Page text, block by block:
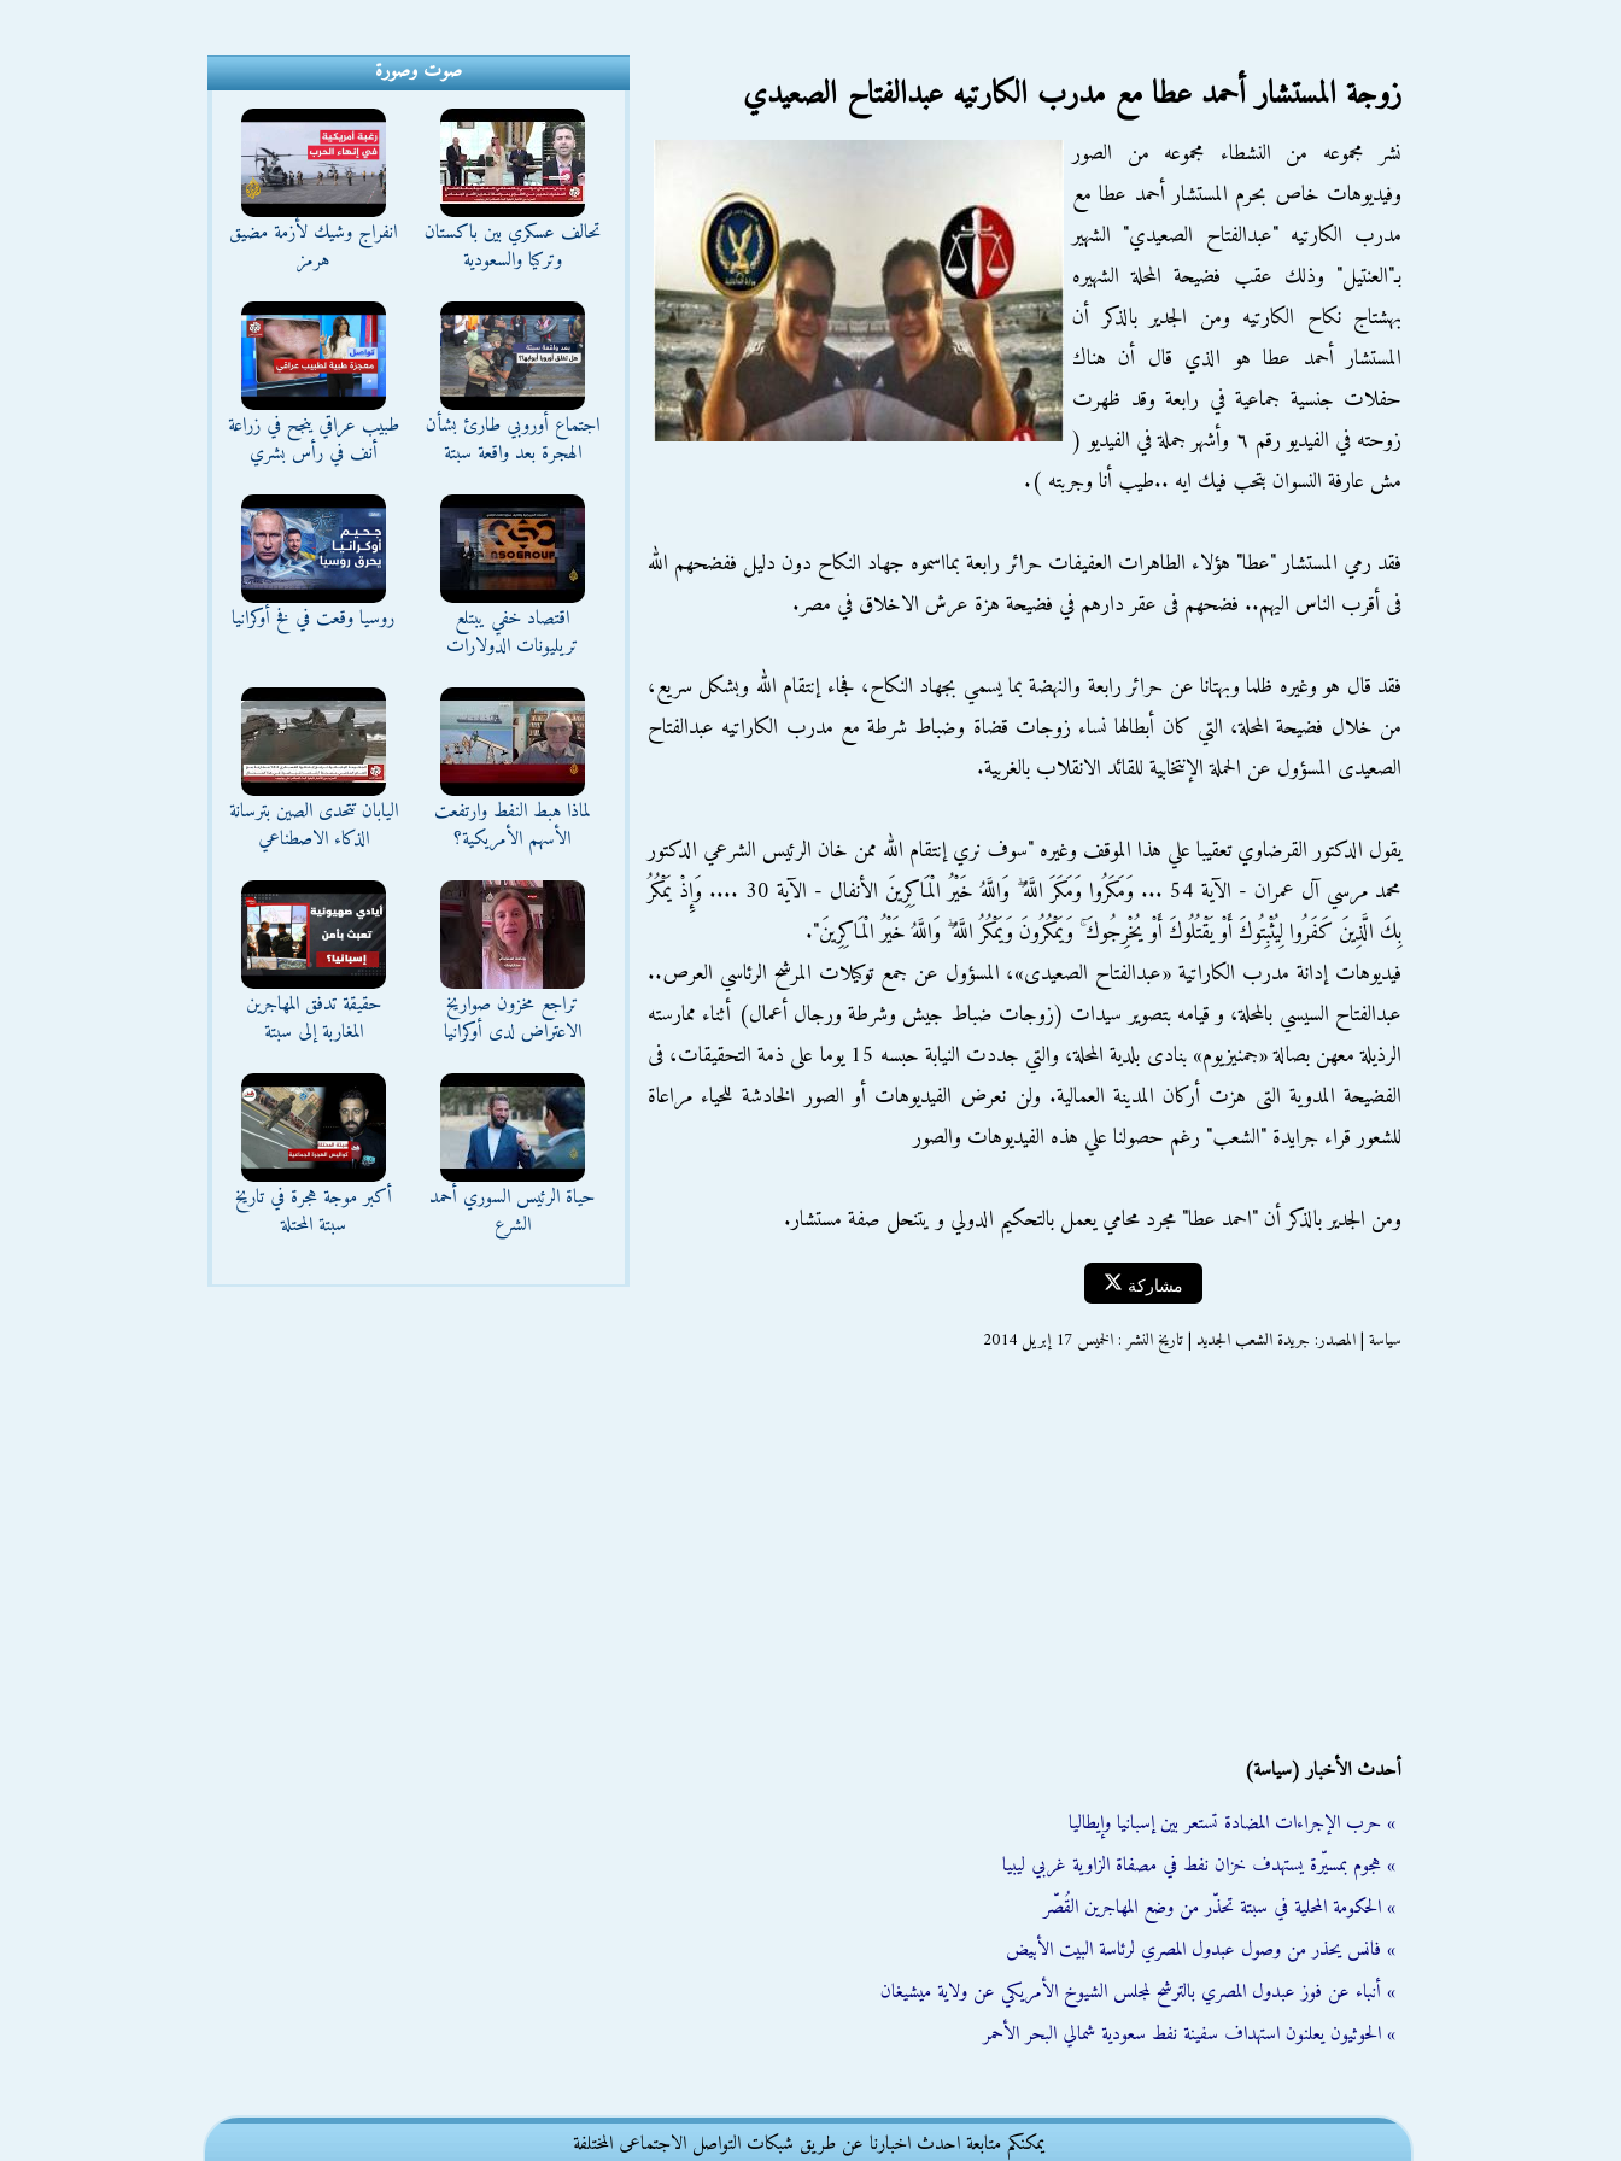
زوجة المستشار أحمد عطا مع مدرب الكارتيه عبدالفتاح الصعيدي
نشر مجموعه من النشطاء مجموعه من الصور
وفيديوهات خاص بحرم المستشار أحمد عطا مع
مدرب الكارتيه "عبدالفتاح الصعيدي" الشهير
بـ"العنتيل" وذلك عقب فضيحة المحلة الشهيره
بهشتاج نكاح الكارتيه‬ ومن الجدير بالذكر أن
المستشار أحمد عطا هو الذي قال أن هناك
حفلات جنسية جماعية في رابعة وقد ظهرت
زوحته في الفيديو رقم ٦ وأشهر جملة في الفيديو (
مش عارفة النسوان بتحب فيك ايه ..طيب أنا وجربته ).
فقد رمي المستشار "عطا" هؤﻻء الطاهرات العفيفات حرائر رابعة بمااسموه جهاد النكاح دون دليل ففضحهم الله
فى أقرب الناس اليهم.. فضحهم فى عقر دارهم في فضيحة هزة عرش الاخلاق في مصر.
فقد قال هو وغيره ظلما وبهتانا عن حرائر رابعة والنهضة بما يسمي بجهاد النكاح، فجاء إنتقام الله وبشكل سريع،
من خلال فضيحة المحلة، التي كان أبطالها نساء زوجات قضاة وضباط شرطة مع مدرب الكاراتيه عبدالفتاح
الصعيدى المسؤول عن الحملة الإنتخابية للقائد الانقلاب بالغربية.
يقول الدكتور القرضاوي تعقيبا علي هذا الموقف وغيره "سوف نري إنتقام الله ممن خان الرئيس الشرعي الدكتور
محمد مرسي آل عمران - الآية 54 ... وَمَكَرُوا وَمَكَرَ اللَّهُ ۖ وَاللَّهُ خَيْرُ الْمَاكِرِينَ الأنفال - الآية 30 .... وَإِذْ يَمْكُرُ
بِكَ الَّذِينَ كَفَرُوا لِيُثْبِتُوكَ أَوْ يَقْتُلُوكَ أَوْ يُخْرِجُوكَ ۚ وَيَمْكُرُونَ وَيَمْكُرُ اللَّهُ ۖ وَاللَّهُ خَيْرُ الْمَاكِرِينَ".
فيديوهات إدانة مدرب الكاراتية «عبدالفتاح الصعيدى»، المسؤول عن جمع توكيلات المرشح الرئاسي العرص..
عبدالفتاح السيسي بالمحلة، و قيامه بتصوير سيدات (زوجات ضباط جيش وشرطة ورجال أعمال) أثناء ممارسته
الرذيلة معهن بصالة «جمنيزيوم» بنادى بلدية المحلة، والتي جددت النيابة حبسه 15 يوما على ذمة التحقيقات، فى
الفضيحة المدوية التى هزت أركان المدينة العمالية. ولن نعرض الفيديوهات أو الصور الخادشة للحياء مراعاة
للشعور قراء جرايدة "الشعب" رغم حصولنا علي هذه الفيديوهات والصور
ومن الجدير بالذكر أن "احمد عطا" مجرد محامي يعمل بالتحكيم الدولي و يتنحل صفة مستشار.
مشاركة
سياسة | المصدر: جريدة الشعب الجديد | تاريخ النشر : الخميس 17 إبريل 2014
أحدث الأخبار (سياسة)
» حرب الإجراءات المضادة تستعر بين إسبانيا وإيطاليا
» هجوم بمسيّرة يستهدف خزان نفط في مصفاة الزاوية غربي ليبيا
» الحكومة المحلية في سبتة تحذّر من وضع المهاجرين القُصّر
» فانس يحذر من وصول عبدول المصري لرئاسة البيت الأبيض
» أنباء عن فوز عبدول المصري بالترشح لمجلس الشيوخ الأمريكي عن ولاية ميشيغان
» الحوثيون يعلنون استهداف سفينة نفط سعودية شمالي البحر الأحمر
صوت وصورة
تحالف عسكري بين باكستان
وتركيا والسعودية
انفراج وشيك لأزمة مضيق
هرمز
اجتماع أوروبي طارئ بشأن
الهجرة بعد واقعة سبتة
طبيب عراقي ينجح في زراعة
أنف في رأس بشري
اقتصاد خفي يبتلع
تريليونات الدولارات
روسيا وقعت في فخ أوكرانيا
لماذا هبط النفط وارتفعت
الأسهم الأمريكية؟
اليابان تتحدى الصين بترسانة
الذكاء الاصطناعي
تراجع مخزون صواريخ
الاعتراض لدى أوكرانيا
حقيقة تدفق المهاجرين
المغاربة إلى سبتة
حياة الرئيس السوري أحمد
الشرع
أكبر موجة هجرة في تاريخ
سبتة المحتلة
يمكنكم متابعة احدث اخبارنا عن طريق شبكات التواصل الاجتماعى المختلفة